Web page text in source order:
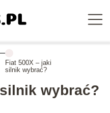
Fiat 500X – jaki
silnik wybrać?
wybrać?